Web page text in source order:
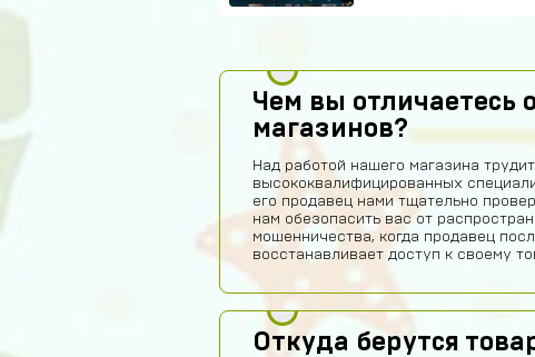
Чем вы отличаетесь
магазинов?
Над работой нашего магазина
высококвалифицированных
его продавец нами тщательно
нам обезопасить вас от
мошенничества, когда продавец
восстанавливает доступ к своему
Откуда берутся